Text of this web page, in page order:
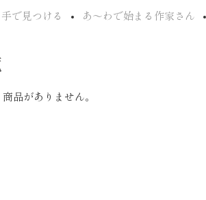
で見つける あ〜わで始まる作家さん
品がありません。